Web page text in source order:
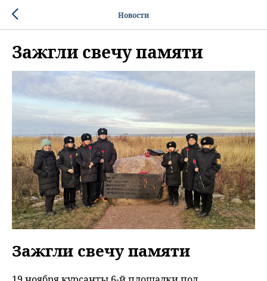
Новости
Зажгли свечу памяти
Зажгли свечу памяти